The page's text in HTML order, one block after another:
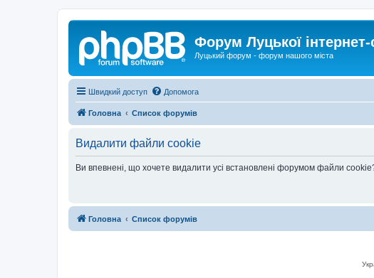
Форум Луцької інтернет-
Луцький форум - форум нашого міста
Швидкий доступ Допомога
Головна Список форумів
Видалити файли cookie
Ви впевнені, що хочете видалити усі встановлені форумом файли
Головна Список форумів